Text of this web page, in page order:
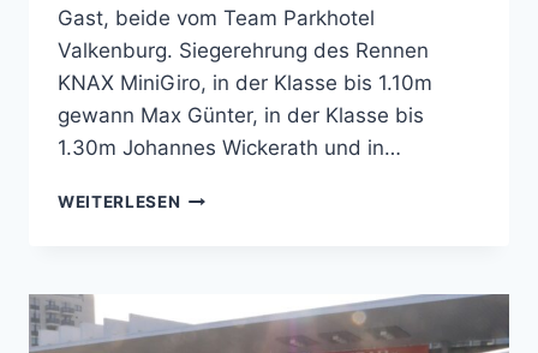
Gast, beide vom Team Parkhotel
Valkenburg. Siegerehrung des Rennen
KNAX MiniGiro, in der Klasse bis 1.10m
gewann Max Günter, in der Klasse bis
1.30m Johannes Wickerath und in…
WEITERLESEN SPARKASSENGIRO